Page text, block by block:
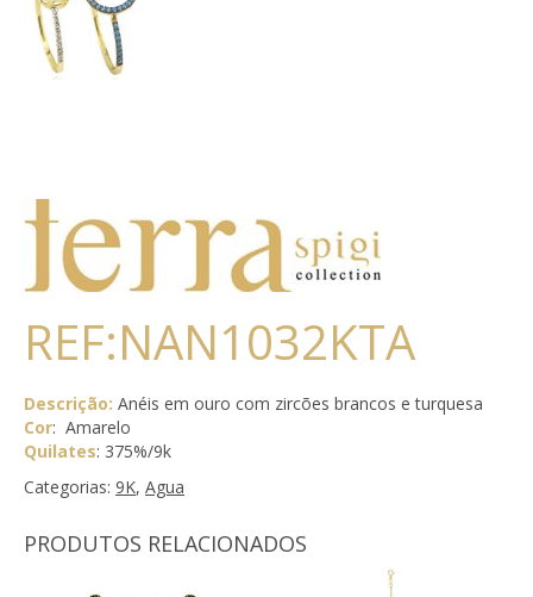
REF:NAN1032KTA
Descrição: Anéis em ouro com zircões brancos e turquesa
Cor: Amarelo
Quilates: 375%/9k
Categorias: 9K, Agua
PRODUTOS RELACIONADOS